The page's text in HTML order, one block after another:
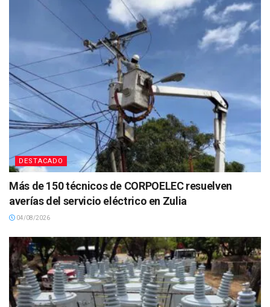
DESTACADO
Más de 150 técnicos de CORPOELEC resuelven
averías del servicio eléctrico en Zulia
04/08/2026